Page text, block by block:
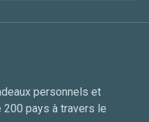
personnels et
200 pays à travers le